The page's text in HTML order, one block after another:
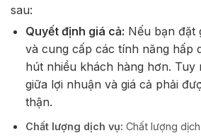
sau:
Quyết định giá cả: Nếu bạn đặt
và cung cấp các tính năng hấp
hút nhiều khách hàng hơn. Tuy
giữa lợi nhuận và giá cả phải
thận.
Chất lượng dịch vụ: Chất lượng